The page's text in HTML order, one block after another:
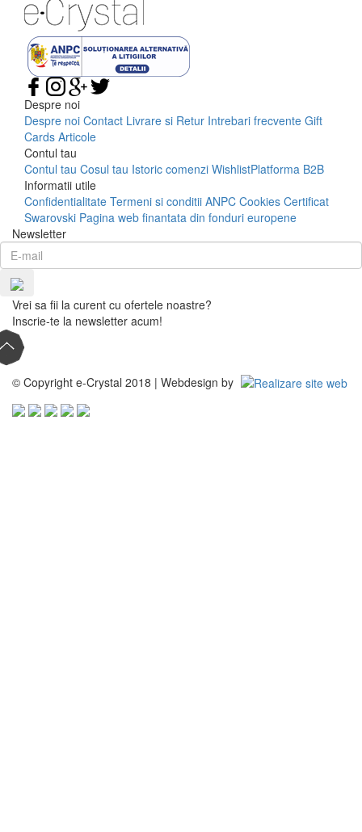
Despre noi
Despre noi Contact Livrare si Retur Intrebari frecvente Gift
Cards Articole
Contul tau
Contul tau Cosul tau Istoric comenzi WishlistPlatforma B2B
Informatii utile
Confidentialitate Termeni si conditii ANPC Cookies Certificat
Swarovski Pagina web finantata din fonduri europene
Newsletter
Vrei sa fii la curent cu ofertele noastre?
Inscrie-te la newsletter acum!
© Copyright e-Crystal 2018 | Webdesign by